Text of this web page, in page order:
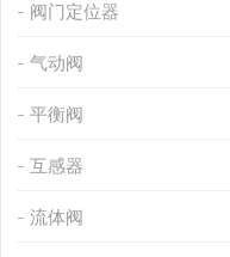
阀门定位器
气动阀
平衡阀
互感器
流体阀